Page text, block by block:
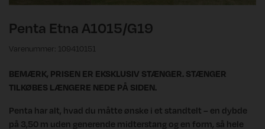
Penta Etna A1015/G19
Varenummer: 109410151
BEMÆRK, PRISEN ER EKSKLUSIV STÆNGER. STÆNGER
TILKØBES LÆNGERE NEDE PÅ SIDEN.
Penta har alt, hvad du måtte ønske i et standtelt – en dybde
på 3,50 m uden generende midterstang og en form, så hele